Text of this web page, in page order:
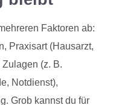
Faktoren ab:
Praxisart (Hausarzt,
(z. B.
Notdienst),
Grob kannst du für